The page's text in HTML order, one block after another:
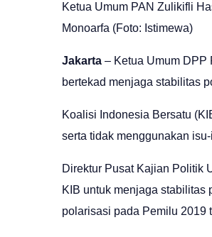
Ketua Umum PAN Zulikifli
Monoarfa (Foto: Istimewa)
Jakarta – Ketua Umum DPP
bertekad menjaga stabilitas
Koalisi Indonesia Bersatu
serta tidak menggunakan
Direktur Pusat Kajian Politik
KIB untuk menjaga
polarisasi pada Pemilu 2019